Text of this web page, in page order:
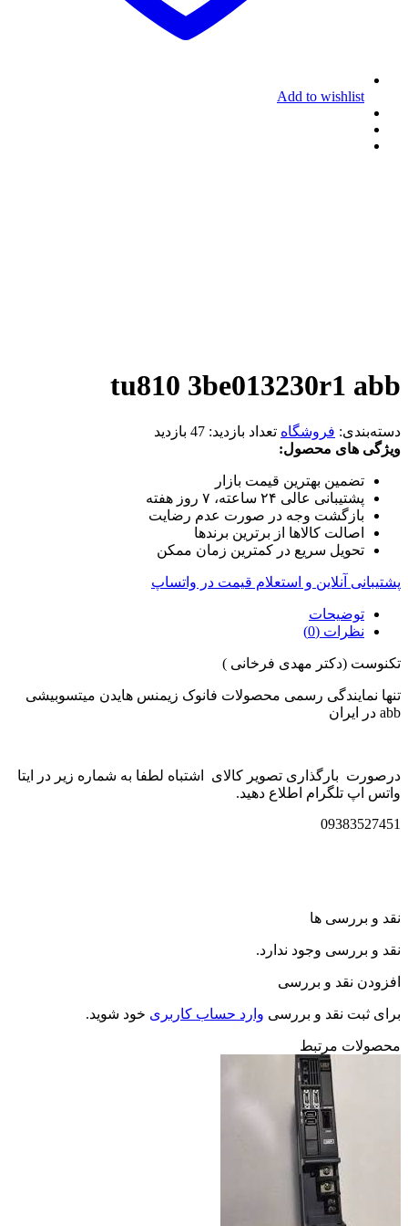
Add to wishlist
tu810 3be013230r1 abb
دسته‌بندی: فروشگاه تعداد بازدید: 47 بازدید
ویژگی های محصول:
تضمین بهترین قیمت بازار
پشتیبانی عالی ۲۴ ساعته، ۷ روز هفته
بازگشت وجه در صورت عدم رضایت
اصالت کالاها از برترین برندها
تحویل سریع در کمترین زمان ممکن
پشتیبانی آنلاین و استعلام قیمت در واتساپ
توضیحات
نظرات (0)
تکنوست (دکتر مهدی فرخانی )
تنها نمایندگی رسمی محصولات فانوک زیمنس هایدن میتسوبیشی
abb در ایران
درصورت بارگذاری تصویر کالای اشتباه لطفا به شماره زیر در ایتا
واتس اپ تلگرام اطلاع دهید.
09383527451
نقد و بررسی ها
نقد و بررسی وجود ندارد.
افزودن نقد و بررسی
برای ثبت نقد و بررسی وارد حساب کاربری خود شوید.
محصولات مرتبط